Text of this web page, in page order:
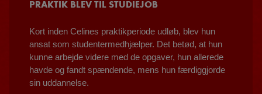
PRAKTIK BLEV TIL STUDIEJOB
Kort inden Celines praktikperiode udløb, blev hun
ansat som studentermedhjælper. Det betød, at hun
kunne arbejde videre med de opgaver, hun allerede
havde og fandt spændende, mens hun færdiggjorde
sin uddannelse.